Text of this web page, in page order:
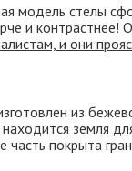
модель стелы
и контрастнее!
и они
из
находится земля
часть покрыта